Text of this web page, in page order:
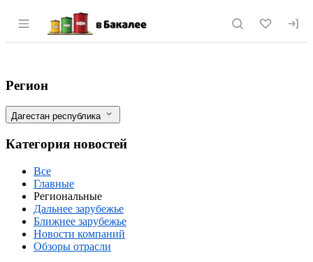
Раздел навигации по сайту vbakalee.ru
Дагестан республика: будет запущен
Фильтры
Регион
Дагестан республика
Категория новостей
Все
Главные
Региональные
Дальнее зарубежье
Ближнее зарубежье
Новости компаний
Обзоры отрасли